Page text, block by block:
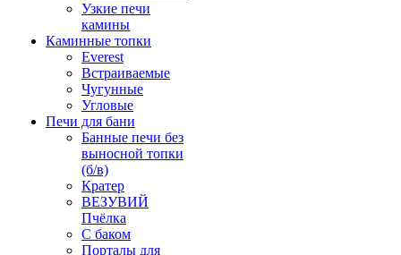
Узкие печи
камины
Каминные топки
Everest
Встраиваемые
Чугунные
Угловые
Печи для бани
Банные печи без
выносной топки
(б/в)
Кратер
ВЕЗУВИЙ
Пчёлка
С баком
Порталы для